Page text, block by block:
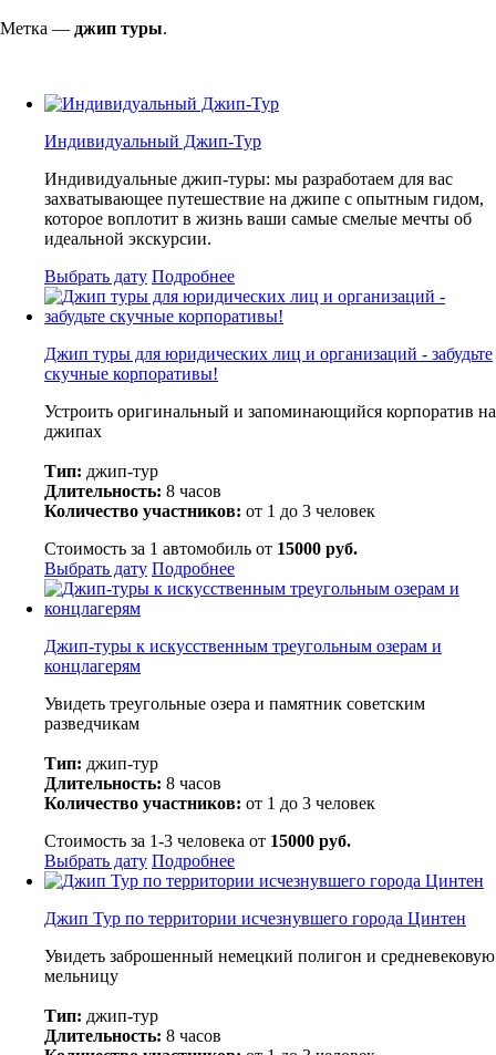
Метка — джип туры.
Индивидуальный Джип-Тур
Индивидуальные джип-туры: мы разработаем для вас
захватывающее путешествие на джипе с опытным гидом,
которое воплотит в жизнь ваши самые смелые мечты об
идеальной экскурсии.
Выбрать дату Подробнее
Джип туры для юридических лиц и организаций - забудьте
скучные корпоративы!
Устроить оригинальный и запоминающийся корпоратив на
джипах
Тип: джип-тур
Длительность: 8 часов
Количество участников: от 1 до 3 человек
Стоимость за 1 автомобиль от 15000 руб.
Выбрать дату Подробнее
Джип-туры к искусственным треугольным озерам и
концлагерям
Увидеть треугольные озера и памятник советским
разведчикам
Тип: джип-тур
Длительность: 8 часов
Количество участников: от 1 до 3 человек
Стоимость за 1-3 человека от 15000 руб.
Выбрать дату Подробнее
Джип Тур по территории исчезнувшего города Цинтен
Увидеть заброшенный немецкий полигон и средневековую
мельницу
Тип: джип-тур
Длительность: 8 часов